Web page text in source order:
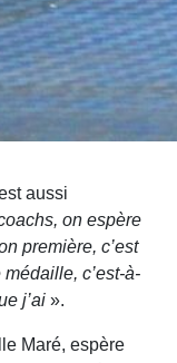
aussi
on espère
première, c’est
c’est-à-
j’ai ».
Maré, espère